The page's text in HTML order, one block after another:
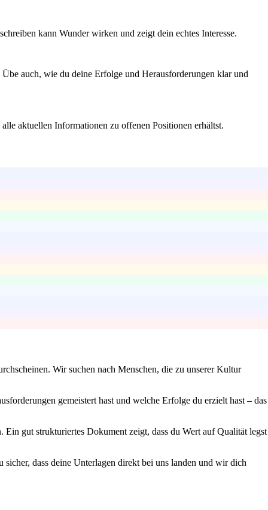
kann Wunder wirken und zeigt dein echtes Interesse.
auch, wie du deine Erfolge und Herausforderungen klar und
aktuellen Informationen zu offenen Positionen erhältst.
Wir suchen nach Menschen, die zu unserer Kultur
gemeistert hast und welche Erfolge du erzielt hast – das
gut strukturiertes Dokument zeigt, dass du Wert auf Qualität legst
dass deine Unterlagen direkt bei uns landen und wir dich